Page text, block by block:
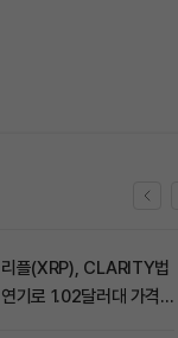
리플(XRP), CLARITY법
연기로 1.02달러대 가격